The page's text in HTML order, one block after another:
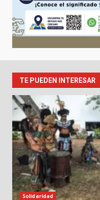
TE PUEDEN INTERESAR
Solidaridad